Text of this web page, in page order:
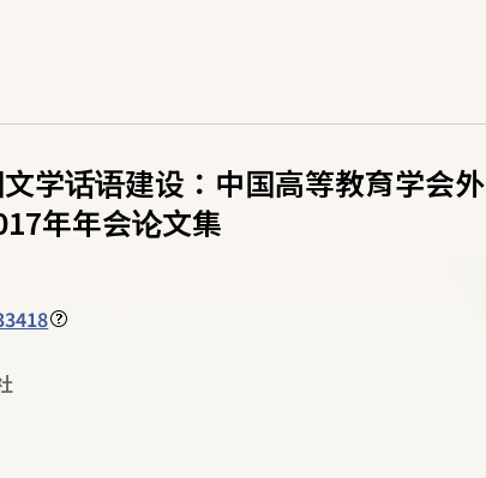
学话语建设：中国高等教育学会外
年年会论文集